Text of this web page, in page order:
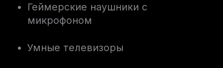
Геймерские наушники с
микрофоном
Умные телевизоры